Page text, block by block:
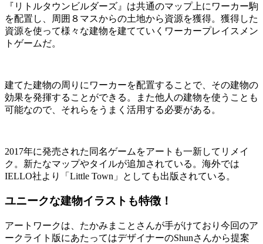
『リトルタウンビルダーズ』は共通のマップ上にワーカー駒
を配置し、周囲８マスからの土地から資源を獲得。獲得した
資源を使って様々な建物を建てていくワーカープレイスメン
トゲームだ。
建てた建物の周りにワーカーを配置することで、その建物の
効果を発揮することができる。また他人の建物を使うことも
可能なので、それらをうまく活用する必要がある。
2017年に発売された同名ゲームをアートも一新してリメイ
ク。新たなマップやタイルが追加されている。海外では
IELLO社より「Little Town」としても出版されている。
ユニークな建物イラストも特徴！
アートワークは、たかみまことさんが手がけており今回のア
ークライト版にあたってはデザイナーのShunさんから提案